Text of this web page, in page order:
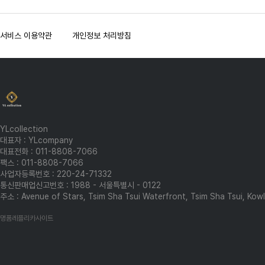
서비스 이용약관 개인정보 처리방침
YLcollection
대표자 : YLcompany
대표전화 : 011-8808-7066
팩스 : 011-8808-7066
사업자등록번호 : 220-24-71332
통신판매업신고번호 : 1988 - 서울특별시 - 0122
주소 : Avenue of Stars, Tsim Sha Tsui Waterfront, Tsim Sha Tsui,
명품레플리카사이트